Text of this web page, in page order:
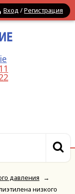
Вход /Регистрация
давления
→
низкого